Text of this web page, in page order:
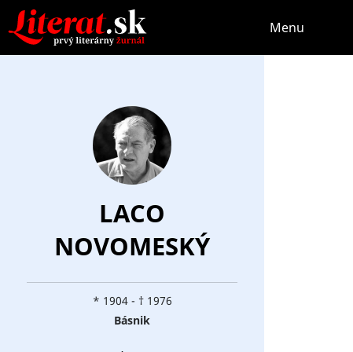
Menu
LACO
NOVOMESKÝ
* 1904 - † 1976
Básnik